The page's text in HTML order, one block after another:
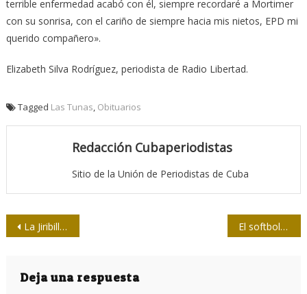
terrible enfermedad acabó con él, siempre recordaré a Mortimer
con su sonrisa, con el cariño de siempre hacia mis nietos, EPD mi
querido compañero».
Elizabeth Silva Rodríguez, periodista de Radio Libertad.
Tagged Las Tunas, Obituarios
Redacción Cubaperiodistas
Sitio de la Unión de Periodistas de Cuba
Navegación
entradas
La Jiribilla / Concurso sobre el Che El softbol en manos de Lutero
Deja una respuesta